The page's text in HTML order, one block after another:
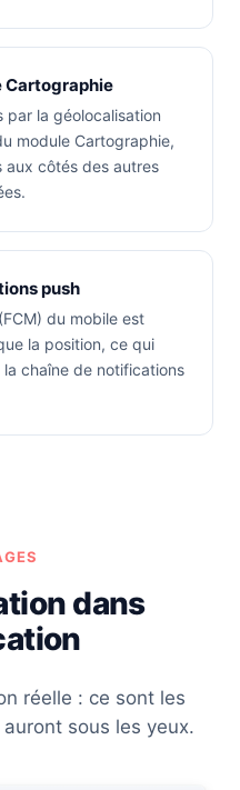
Cartographie
par la géolocalisation
module Cartographie,
aux côtés des autres
push
du mobile est
la position, ce qui
chaîne de notifications
dans
réelle : ce sont les
sous les yeux.